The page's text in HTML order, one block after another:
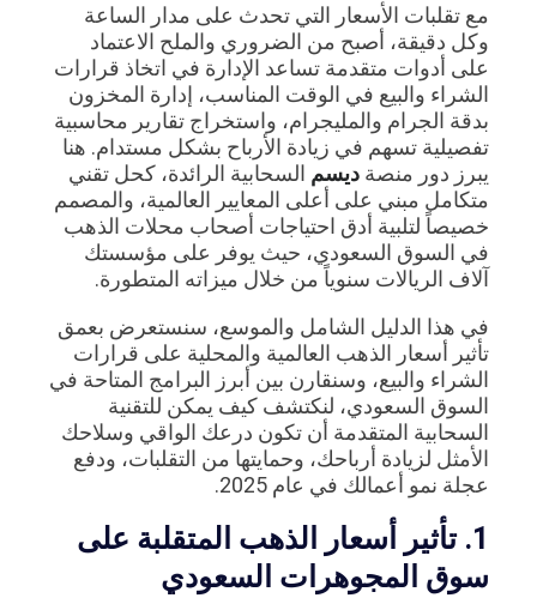
مع تقلبات الأسعار التي تحدث على مدار الساعة
وكل دقيقة، أصبح من الضروري والملح الاعتماد
على أدوات متقدمة تساعد الإدارة في اتخاذ قرارات
الشراء والبيع في الوقت المناسب، إدارة المخزون
بدقة الجرام والمليجرام، واستخراج تقارير محاسبية
تفصيلية تسهم في زيادة الأرباح بشكل مستدام. هنا
يبرز دور منصةديسمالسحابية الرائدة، كحل تقني
متكامل مبني على أعلى المعايير العالمية، والمصمم
خصيصاً لتلبية أدق احتياجات أصحاب محلات الذهب
في السوق السعودي، حيث يوفر على مؤسستك
آلاف الريالات سنوياً من خلال ميزاته المتطورة.
في هذا الدليل الشامل والموسع، سنستعرض بعمق
تأثير أسعار الذهب العالمية والمحلية على قرارات
الشراء والبيع، وسنقارن بين أبرز البرامج المتاحة في
السوق السعودي، لنكتشف كيف يمكن للتقنية
السحابية المتقدمة أن تكون درعك الواقي وسلاحك
الأمثل لزيادة أرباحك، وحمايتها من التقلبات، ودفع
عجلة نمو أعمالك في عام 2025.
1. تأثير أسعار الذهب المتقلبة على
سوق المجوهرات السعودي